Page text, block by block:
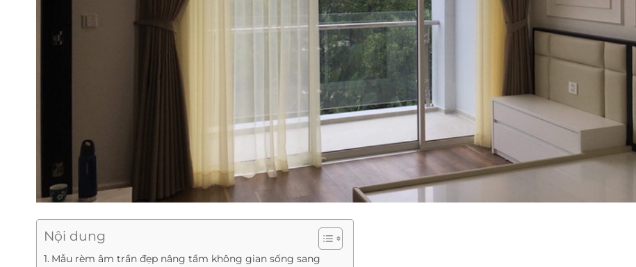
Nội dung
Mẫu rèm âm trần đẹp nâng tầm không gian sống sang